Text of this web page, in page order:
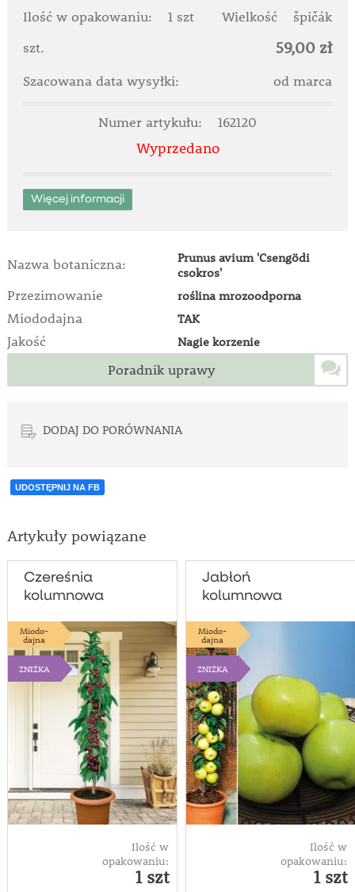
Ilość w opakowaniu: 1 szt Wielkość
špičák
szt.
59,00 zł
Szacowana data wysyłki: od marca
Numer artykułu: 162120
Wyprzedano
Więcej informacji
Nazwa botaniczna:
Prunus avium 'Csengödi
csokros'
Przezimowanie roślina mrozoodporna
Miododajna TAK
Jakość Nagie korzenie
Poradnik uprawy
DODAJ DO PORÓWNANIA
UDOSTĘPNIJ NA FB
Artykuły powiązane
Czereśnia
kolumnowa
Miodo-
dajna
ZNIŻKA
Ilość w
opakowaniu:
1 szt
Jabłoń
kolumnowa
Miodo-
dajna
ZNIŻKA
Ilość w
opakowaniu:
1 szt